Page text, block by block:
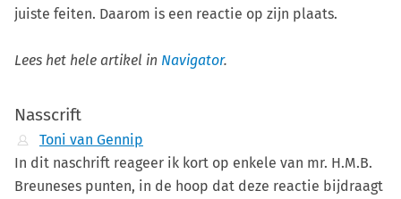
juiste feiten. Daarom is een reactie op zijn plaats.
Lees het hele artikel in Navigator.
Nasscrift
Toni van Gennip
In dit naschrift reageer ik kort op enkele van mr. H.M.B.
Breuneses punten, in de hoop dat deze reactie bijdraagt